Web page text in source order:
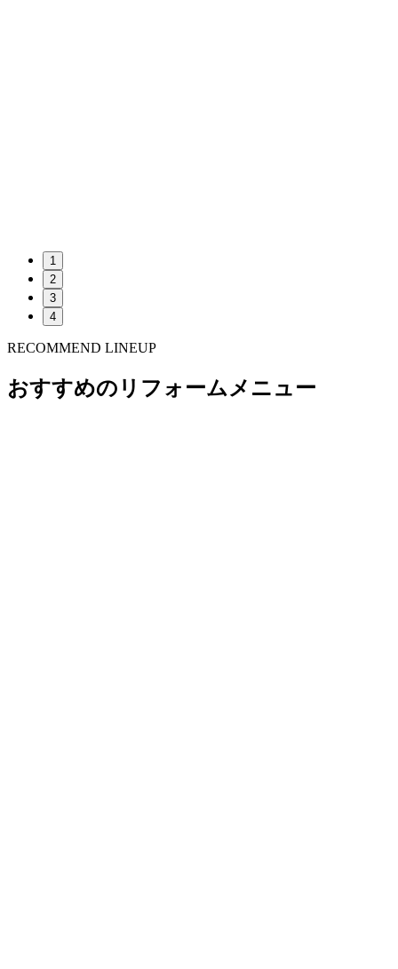
1
2
3
4
RECOMMEND LINEUP
おすすめのリフォームメニュー